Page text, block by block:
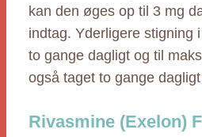
kan den øges op til 3 mg
indtag. Yderligere stigning
to gange dagligt og til
også taget to gange
Rivasmine (Exelon)